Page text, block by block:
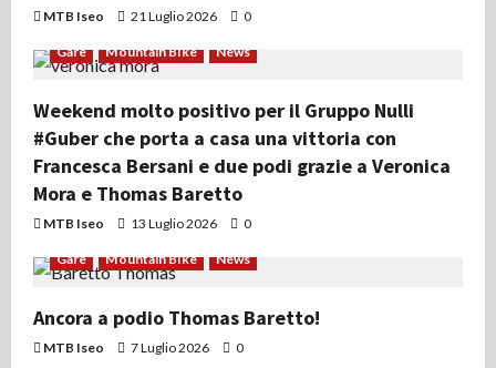
MTB Iseo 21 Luglio 2026 0
Gare Mountain Bike News
Weekend molto positivo per il Gruppo Nulli
#Guber che porta a casa una vittoria con
Francesca Bersani e due podi grazie a Veronica
Mora e Thomas Baretto
MTB Iseo 13 Luglio 2026 0
Gare Mountain Bike News
Ancora a podio Thomas Baretto!
MTB Iseo 7 Luglio 2026 0